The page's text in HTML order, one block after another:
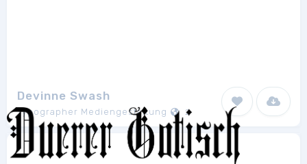
Devinne Swash
Typographer Mediengestaltung 2